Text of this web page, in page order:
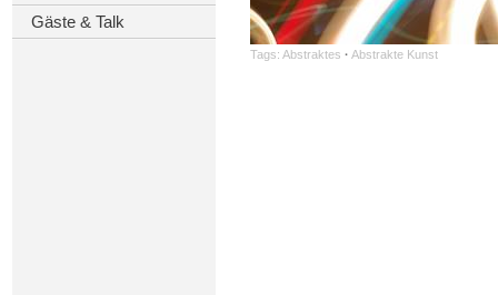
Gäste & Talk
Tags: Abstraktes · Abstrakte Kunst